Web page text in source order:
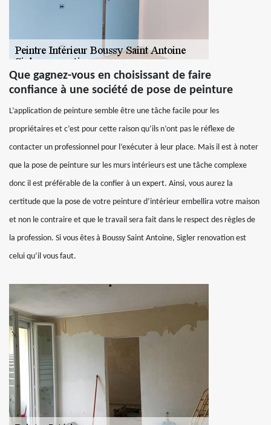
Que gagnez-vous en choisissant de faire
confiance à une société de pose de peinture
L’application de peinture semble être une tâche facile pour les
propriétaires et c’est pour cette raison qu’ils n’ont pas le réflexe de
contacter un professionnel pour l’exécuter à leur place. Mais il est à noter
que la pose de peinture sur les murs intérieurs est une tâche complexe
donc il est préférable de la confier à un expert. Ainsi, vous aurez la
certitude que la pose de votre peinture d’intérieur embellira votre maison
et non le contraire et que le travail sera fait dans le respect des règles de
la profession. Si vous êtes à Boussy Saint Antoine, Sigler renovation est
celui qu’il vous faut.